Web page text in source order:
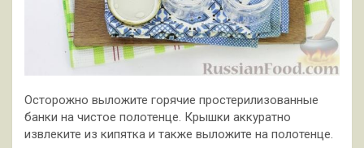
Осторожно выложите горячие простерилизованные
банки на чистое полотенце. Крышки аккуратно
извлеките из кипятка и также выложите на полотенце.